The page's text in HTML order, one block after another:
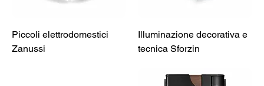
Piccoli elettrodomestici
Zanussi
Illuminazione decorativa e
tecnica Sforzin